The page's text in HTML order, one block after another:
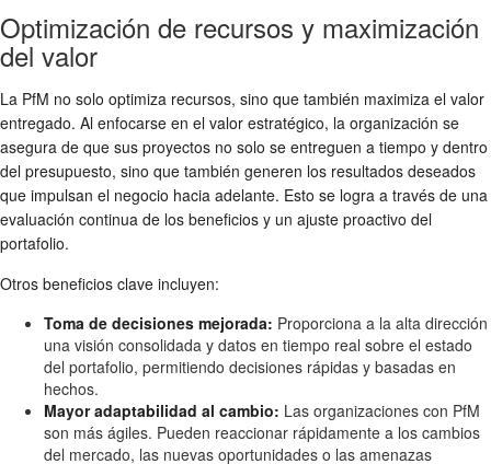
Optimización de recursos y maximización
del valor
La PfM no solo optimiza recursos, sino que también maximiza el valor
entregado. Al enfocarse en el valor estratégico, la organización se
asegura de que sus proyectos no solo se entreguen a tiempo y dentro
del presupuesto, sino que también generen los resultados deseados
que impulsan el negocio hacia adelante. Esto se logra a través de una
evaluación continua de los beneficios y un ajuste proactivo del
portafolio.
Otros beneficios clave incluyen:
Toma de decisiones mejorada: Proporciona a la alta dirección
una visión consolidada y datos en tiempo real sobre el estado
del portafolio, permitiendo decisiones rápidas y basadas en
hechos.
Mayor adaptabilidad al cambio: Las organizaciones con PfM
son más ágiles. Pueden reaccionar rápidamente a los cambios
del mercado, las nuevas oportunidades o las amenazas